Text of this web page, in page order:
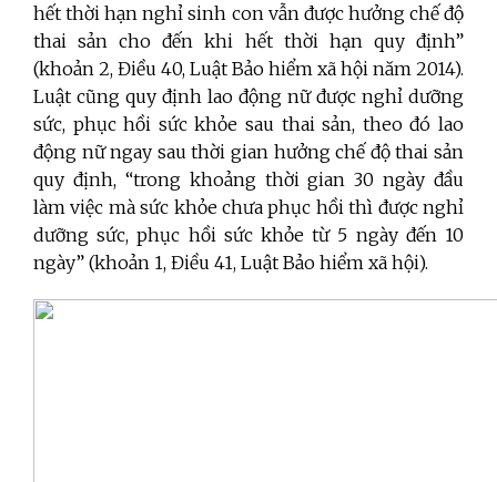
hết thời hạn nghỉ sinh con vẫn được hưởng chế độ
thai sản cho đến khi hết thời hạn quy định”
(khoản 2, Điều 40, Luật Bảo hiểm xã hội năm 2014).
Luật cũng quy định lao động nữ được nghỉ dưỡng
sức, phục hồi sức khỏe sau thai sản, theo đó lao
động nữ ngay sau thời gian hưởng chế độ thai sản
quy định, “trong khoảng thời gian 30 ngày đầu
làm việc mà sức khỏe chưa phục hồi thì được nghỉ
dưỡng sức, phục hồi sức khỏe từ 5 ngày đến 10
ngày” (khoản 1, Điều 41, Luật Bảo hiểm xã hội).